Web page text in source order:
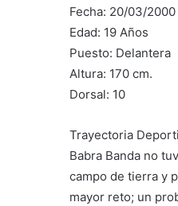
Fecha: 20/03/2000
Edad: 19 Años
Puesto: Delantera
Altura: 170 cm.
Dorsal: 10
Trayectoria
Babra Banda no
campo de tierra y
mayor reto; un